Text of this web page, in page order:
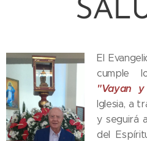
El
cumple
"Vayan
Iglesia, a
y seguirá
del